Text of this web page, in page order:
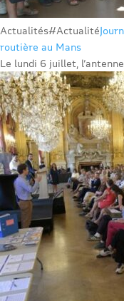
Actualités#Actualité
routière au Mans
Le lundi 6 juillet,